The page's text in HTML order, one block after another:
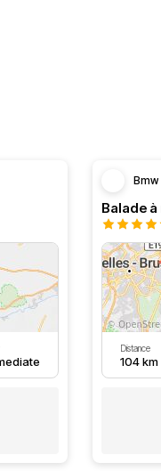
Bmw
Balade
Distance
104 km